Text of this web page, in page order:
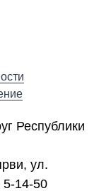
Республики
ул.
14-50